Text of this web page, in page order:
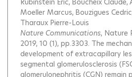
Rubinstein Eric Boucheix Claude
Moeller Marcus Bouzigues Cedric
Tharaux Pierre-Louis
Nature Communications, Nature
2019, 10 (1), pp.3303. The
development of extracapillary
segmental glomerulosclerosis
glomerulonephritis (CGN)